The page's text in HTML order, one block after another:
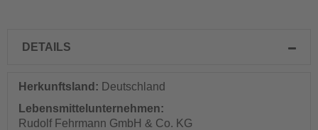
DETAILS
Herkunftsland: Deutschland
Lebensmittelunternehmen:
Rudolf Fehrmann GmbH & Co. KG